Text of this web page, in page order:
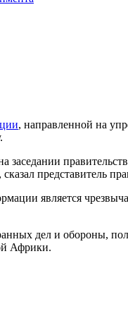
, направленной на
представитель
является
дел и обороны,
Африки.